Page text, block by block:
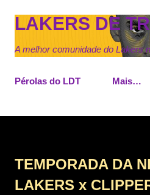
Pular para o
LAKERS DE
A melhor comunidade do Lakers
Pérolas do LDT Mais…
TEMPORADA DA
LAKERS x